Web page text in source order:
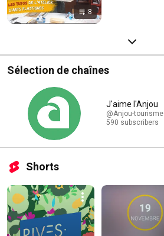
8
Sélection de chaînes
J'aime l'Anjou
@Anjou-tourisme
590 subscribers
Shorts